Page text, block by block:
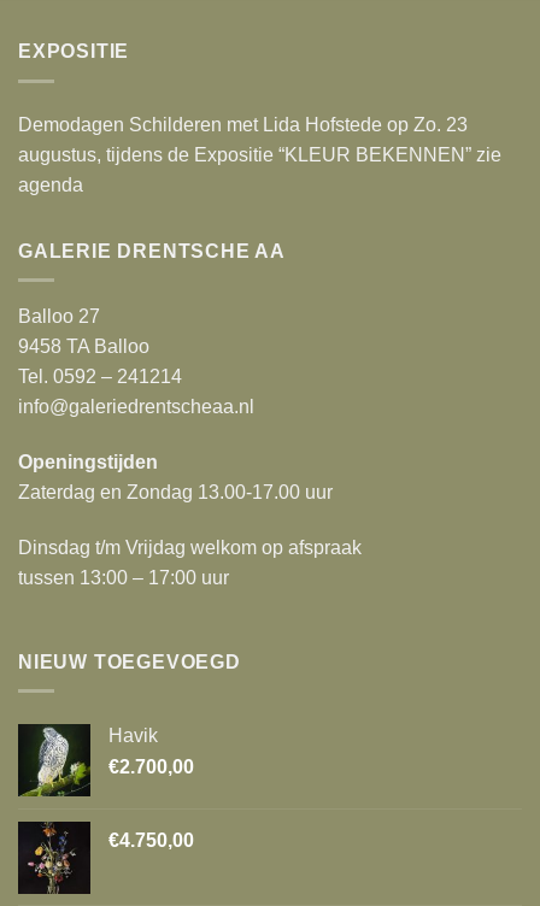
EXPOSITIE
Demodagen Schilderen met Lida Hofstede op Zo. 23
augustus, tijdens de Expositie “KLEUR BEKENNEN” zie
agenda
GALERIE DRENTSCHE AA
Balloo 27
9458 TA Balloo
Tel. 0592 – 241214
info@galeriedrentscheaa.nl
Openingstijden
Zaterdag en Zondag 13.00-17.00 uur
Dinsdag t/m Vrijdag welkom op afspraak
tussen 13:00 – 17:00 uur
NIEUW TOEGEVOEGD
Havik
€2.700,00
€4.750,00